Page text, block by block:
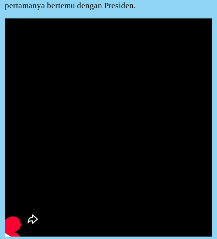
pertamanya bertemu dengan Presiden.